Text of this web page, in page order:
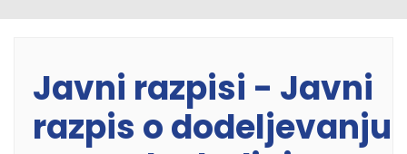
Javni razpisi - Javni
razpis o dodeljevanju